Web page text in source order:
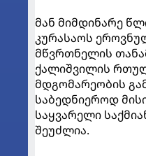
მან მიმდინარე
კურასაოს
მწვრთნელის
ქალიშვილის
მდგომარეობის
საბედნიეროდ
საყვარელი
შეუძლია.